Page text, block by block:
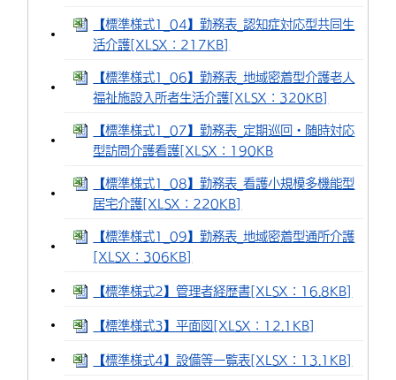
【標準様式1_04】勤務表_認知症対応型共同生
活介護[XLSX：217KB]
【標準様式1_06】勤務表_地域密着型介護老人
福祉施設入所者生活介護[XLSX：320KB]
【標準様式1_07】勤務表_定期巡回・随時対応
型訪問介護看護[XLSX：190KB
【標準様式1_08】勤務表_看護小規模多機能型
居宅介護[XLSX：220KB]
【標準様式1_09】勤務表_地域密着型通所介護
[XLSX：306KB]
【標準様式2】管理者経歴書[XLSX：16.8KB]
【標準様式3】平面図[XLSX：12.1KB]
【標準様式4】設備等一覧表[XLSX：13.1KB]